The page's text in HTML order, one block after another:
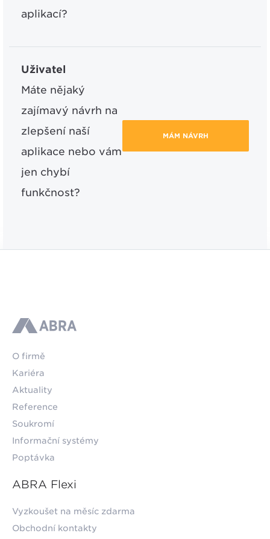
aplikací?
Uživatel
Máte nějaký
zajímavý návrh na
zlepšení naší
aplikace nebo vám
jen chybí
funkčnost?
MÁM NÁVRH
ABRA
O firmě
Kariéra
Aktuality
Reference
Soukromí
Informační systémy
Poptávka
ABRA Flexi
Vyzkoušet na měsíc zdarma
Obchodní kontakty